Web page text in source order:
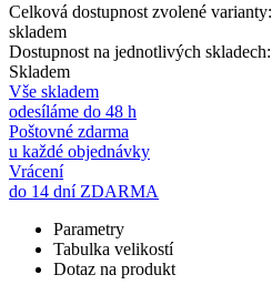
Celková dostupnost zvolené varianty:
skladem
Dostupnost na jednotlivých skladech:
Skladem
Vše skladem
odesíláme do 48 h
Poštovné zdarma
u každé objednávky
Vrácení
do 14 dní ZDARMA
Parametry
Tabulka velikostí
Dotaz na produkt